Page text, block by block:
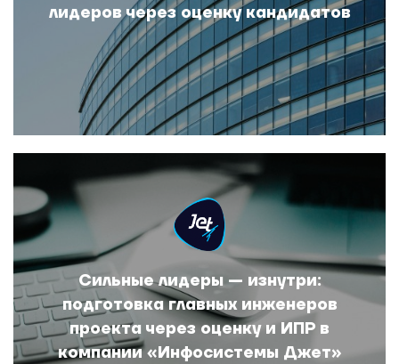
лидеров через оценку кандидатов
Сильные лидеры — изнутри:
подготовка главных инженеров
проекта через оценку и ИПР в
компании «Инфосистемы Джет»